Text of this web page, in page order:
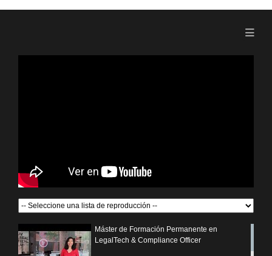
Máster de Formación Permanente en
LegalTech & Compliance Officer